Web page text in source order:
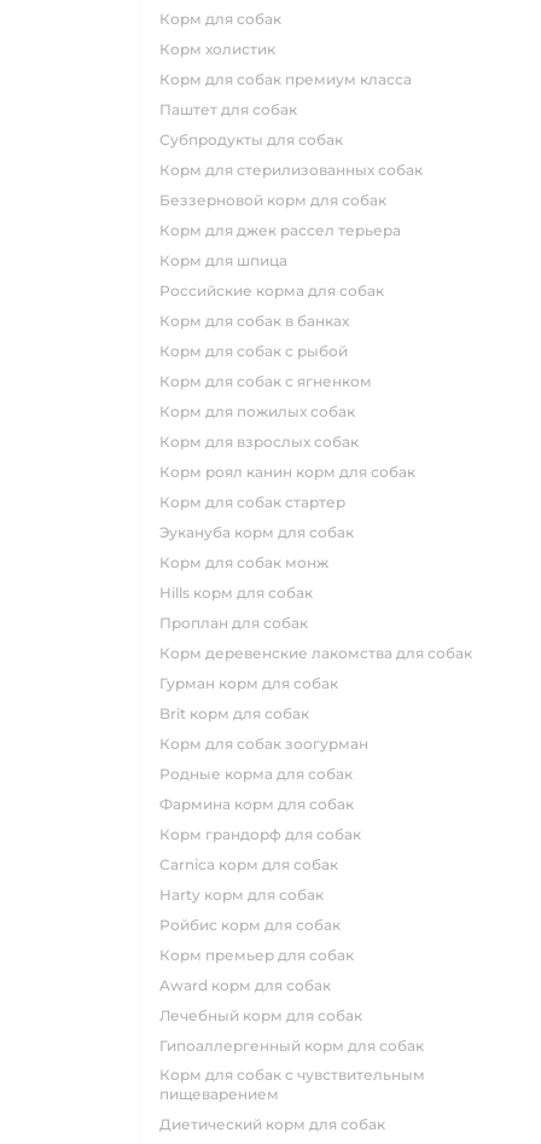
корм для собак
корм холистик
корм для собак премиум класса
паштет для собак
субпродукты для собак
корм для стерилизованных собак
беззерновой корм для собак
корм для джек рассел терьера
корм для шпица
российские корма для собак
корм для собак в банках
корм для собак с рыбой
корм для собак с ягненком
корм для пожилых собак
корм для взрослых собак
корм роял канин корм для собак
корм для собак стартер
эукануба корм для собак
корм для собак монж
hills корм для собак
проплан для собак
корм деревенские лакомства для собак
гурман корм для собак
brit корм для собак
корм для собак зоогурман
родные корма для собак
фармина корм для собак
корм грандорф для собак
carnica корм для собак
harty корм для собак
ройбис корм для собак
корм премьер для собак
award корм для собак
лечебный корм для собак
гипоаллергенный корм для собак
корм для собак с чувствительным
пищеварением
диетический корм для собак